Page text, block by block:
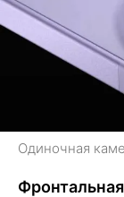
Одиночная